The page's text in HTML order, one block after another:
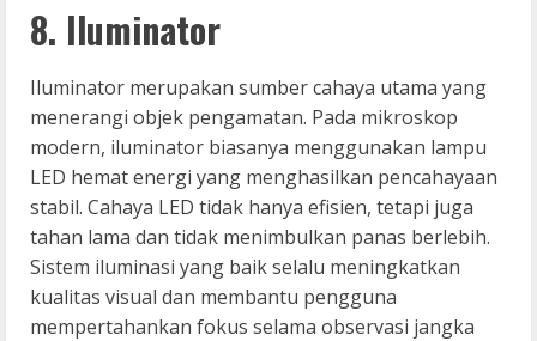
8. Iluminator
Iluminator merupakan sumber cahaya utama yang
menerangi objek pengamatan. Pada mikroskop
modern, iluminator biasanya menggunakan lampu
LED hemat energi yang menghasilkan pencahayaan
stabil. Cahaya LED tidak hanya efisien, tetapi juga
tahan lama dan tidak menimbulkan panas berlebih.
Sistem iluminasi yang baik selalu meningkatkan
kualitas visual dan membantu pengguna
mempertahankan fokus selama observasi jangka